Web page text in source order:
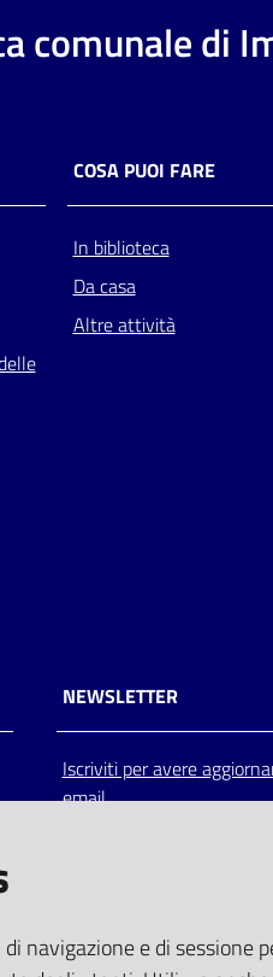
comunale di
COSA PUOI FARE
In biblioteca
Da casa
Altre attività
NEWSLETTER
Iscriviti per avere
email
navigazione e di